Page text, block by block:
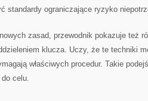
standardy ograniczające ryzyko
zasad, przewodnik pokazuje też
klucza. Uczy, że te techniki
właściwych procedur. Takie
celu.